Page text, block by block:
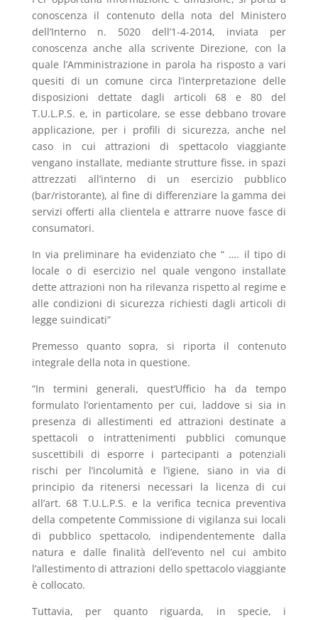
conoscenza il contenuto della nota del Ministero
dell’Interno n. 5020 dell’1-4-2014, inviata per
conoscenza anche alla scrivente Direzione, con la
quale l’Amministrazione in parola ha risposto a vari
quesiti di un comune circa l’interpretazione delle
disposizioni dettate dagli articoli 68 e 80 del
T.U.L.P.S. e, in particolare, se esse debbano trovare
applicazione, per i profili di sicurezza, anche nel
caso in cui attrazioni di spettacolo viaggiante
vengano installate, mediante strutture fisse, in spazi
attrezzati all’interno di un esercizio pubblico
(bar/ristorante), al fine di differenziare la gamma dei
servizi offerti alla clientela e attrarre nuove fasce di
consumatori.
In via preliminare ha evidenziato che “ …. il tipo di
locale o di esercizio nel quale vengono installate
dette attrazioni non ha rilevanza rispetto al regime e
alle condizioni di sicurezza richiesti dagli articoli di
legge suindicati”
Premesso quanto sopra, si riporta il contenuto
integrale della nota in questione.
“In termini generali, quest’Ufficio ha da tempo
formulato l’orientamento per cui, laddove si sia in
presenza di allestimenti ed attrazioni destinate a
spettacoli o intrattenimenti pubblici comunque
suscettibili di esporre i partecipanti a potenziali
rischi per l’incolumità e l’igiene, siano in via di
principio da ritenersi necessari la licenza di cui
all’art. 68 T.U.L.P.S. e la verifica tecnica preventiva
della competente Commissione di vigilanza sui locali
di pubblico spettacolo, indipendentemente dalla
natura e dalle finalità dell’evento nel cui ambito
l’allestimento di attrazioni dello spettacolo viaggiante
è collocato.
Tuttavia, per quanto riguarda, in specie, i